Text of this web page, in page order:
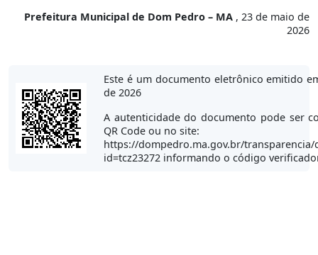
Prefeitura Municipal de Dom Pedro – MA , 23 de maio de
2026
Este é um documento eletrônico emitido
de 2026
A autenticidade do documento pode ser
QR Code ou no site:
https://dompedro.ma.gov.br/transparencia/
id=tcz23272 informando o código